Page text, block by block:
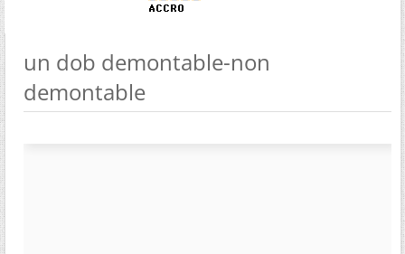
un dob demontable-non
demontable